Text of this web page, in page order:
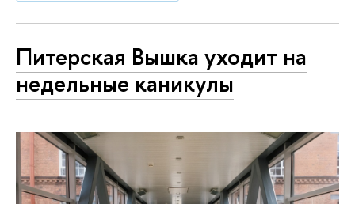
Питерская Вышка уходит на
недельные каникулы